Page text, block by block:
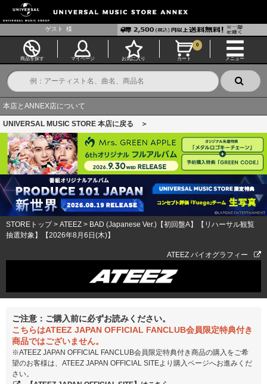
ゲスト 様
商品を探す マイページ お気に入り カート
0
メニュー
本店とANNEX店について
UNIVERSAL MUSIC STORE 本店に戻る ＞
STOREトップ> ATEEZ > BAD (Japanese Ver.)【初回盤A】【リハーサル観覧
抽選対象】【2026年8月6日(木)】
ATEEZ バイオグラフィー
ご注意：ご購入前に必ずお読みください。
こちらはATEEZ JAPAN OFFICIAL FANCLUB会員限定特典付き
商品ではございません。
※ATEEZ JAPAN OFFICIAL FANCLUB会員限定特典付き商品の購入をご希
望のお客様は、ATEEZ JAPAN OFFICIAL SITEより購入ページへお進みくだ
さい。